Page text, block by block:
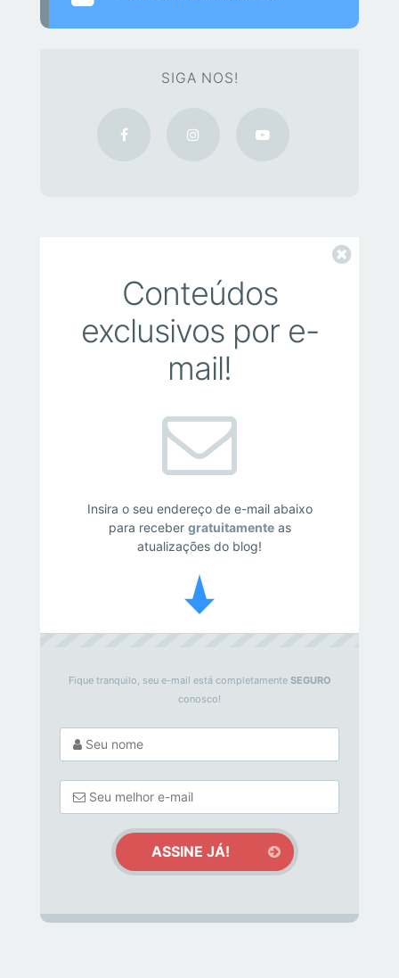
SIGA NOS!
Conteúdos
exclusivos por e-
mail!
Insira o seu endereço de e-mail abaixo
para receber gratuitamenteas
atualizações do blog!
Fique tranquilo, seu e-mail está completamente SEGURO
conosco!